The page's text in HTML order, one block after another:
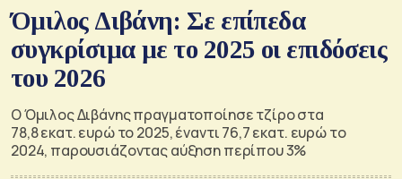
Όμιλος Διβάνη: Σε επίπεδα
συγκρίσιμα με το 2025 οι επιδόσεις
του 2026
Ο Όμιλος Διβάνης πραγματοποίησε τζίρο στα
78,8 εκατ. ευρώ το 2025, έναντι 76,7 εκατ. ευρώ το
2024, παρουσιάζοντας αύξηση περίπου 3%